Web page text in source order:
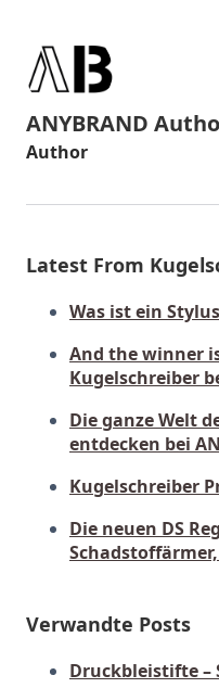
ANYBRAND
Author
Latest From
Was ist ein
And the winner
Kugelschreiber
Die ganze Welt
entdecken bei
Kugelschreiber
Die neuen DS
Verwandte Posts
Druckbleistifte –